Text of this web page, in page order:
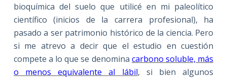
bioquímica del suelo que utilicé en mi paleolítico
científico (inicios de la carrera profesional), ha
pasado a ser patrimonio histórico de la ciencia. Pero
si me atrevo a decir que el estudio en cuestión
compete a lo que se denomina carbono soluble, más
o menos equivalente al lábil, si bien algunos